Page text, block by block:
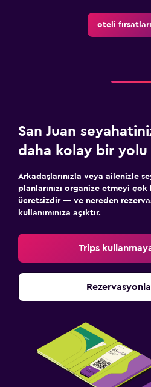
oteli
San Juan
daha kolay bir yolu
Arkadaşlarınızla veya ailenizle
planlarınızı organize etmeyi çok
ücretsizdir — ve nereden
kullanımınıza açıktır.
Trips